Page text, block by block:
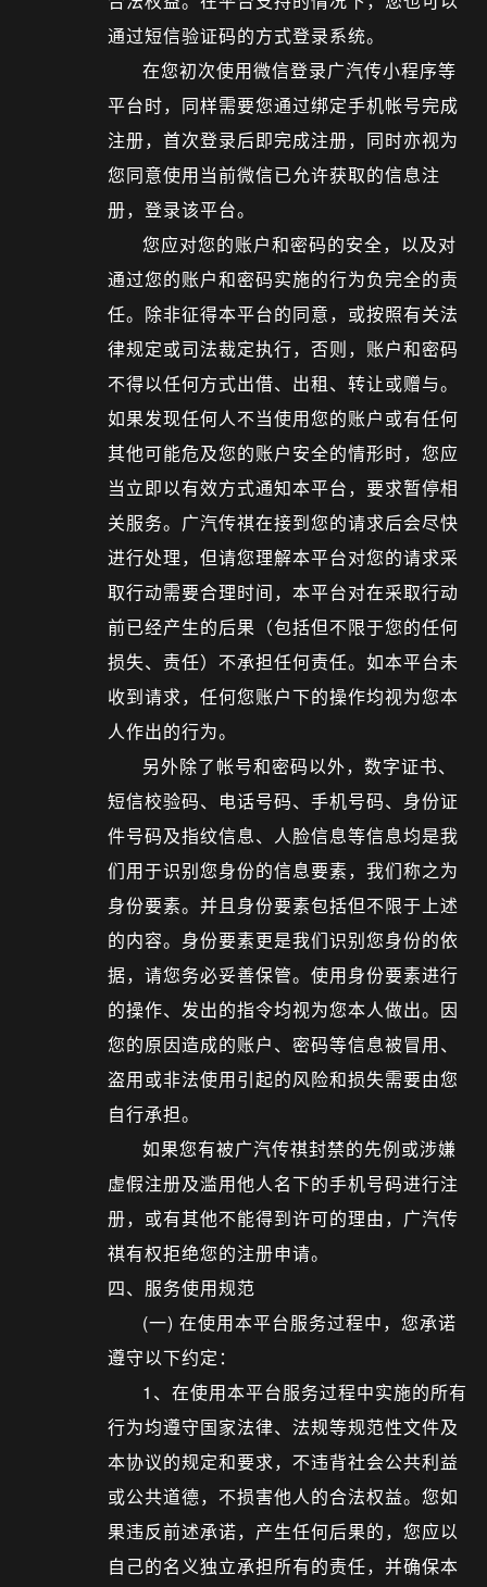
通过短信验证码的方式登录系统。
在您初次使用微信登录广汽传小程序等
平台时，同样需要您通过绑定手机帐号完成
注册，首次登录后即完成注册，同时亦视为
您同意使用当前微信已允许获取的信息注
册，登录该平台。
您应对您的账户和密码的安全，以及对
通过您的账户和密码实施的行为负完全的责
任。除非征得本平台的同意，或按照有关法
律规定或司法裁定执行，否则，账户和密码
不得以任何方式出借、出租、转让或赠与。
如果发现任何人不当使用您的账户或有任何
其他可能危及您的账户安全的情形时，您应
当立即以有效方式通知本平台，要求暂停相
关服务。广汽传祺在接到您的请求后会尽快
进行处理，但请您理解本平台对您的请求采
取行动需要合理时间，本平台对在采取行动
前已经产生的后果（包括但不限于您的任何
损失、责任）不承担任何责任。如本平台未
收到请求，任何您账户下的操作均视为您本
人作出的行为。
另外除了帐号和密码以外，数字证书、
短信校验码、电话号码、手机号码、身份证
件号码及指纹信息、人脸信息等信息均是我
们用于识别您身份的信息要素，我们称之为
身份要素。并且身份要素包括但不限于上述
的内容。身份要素更是我们识别您身份的依
据，请您务必妥善保管。使用身份要素进行
的操作、发出的指令均视为您本人做出。因
您的原因造成的账户、密码等信息被冒用、
盗用或非法使用引起的风险和损失需要由您
自行承担。
如果您有被广汽传祺封禁的先例或涉嫌
虚假注册及滥用他人名下的手机号码进行注
册，或有其他不能得到许可的理由，广汽传
祺有权拒绝您的注册申请。
四、服务使用规范
(一) 在使用本平台服务过程中，您承诺
遵守以下约定：
1、在使用本平台服务过程中实施的所有
行为均遵守国家法律、法规等规范性文件及
本协议的规定和要求，不违背社会公共利益
或公共道德，不损害他人的合法权益。您如
果违反前述承诺，产生任何后果的，您应以
自己的名义独立承担所有的责任，并确保本